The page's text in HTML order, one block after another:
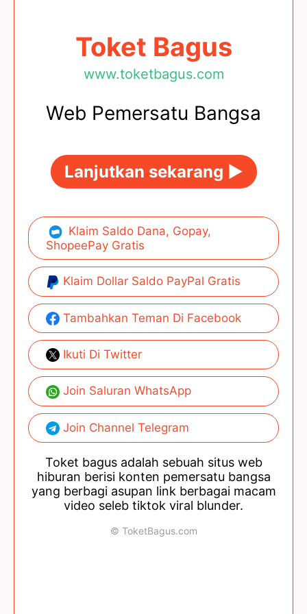
Toket Bagus
www.toketbagus.com
Web Pemersatu Bangsa
Lanjutkan sekarang ►
Klaim Saldo Dana, Gopay,
ShopeePay Gratis
Klaim Dollar Saldo PayPal Gratis
Tambahkan Teman Di Facebook
Ikuti Di Twitter
Join Saluran WhatsApp
Join Channel Telegram
Toket bagus adalah sebuah situs web
hiburan berisi konten pemersatu bangsa
yang berbagi asupan link berbagai macam
video seleb tiktok viral blunder.
© ToketBagus.com